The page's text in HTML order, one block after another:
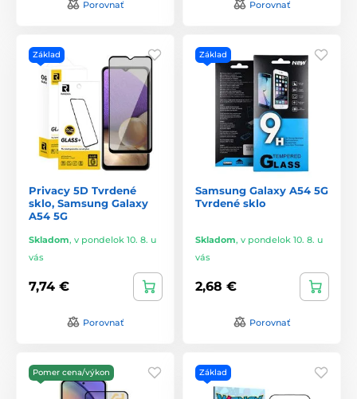
Porovnať Porovnať
Základ
Privacy 5D Tvrdené
sklo, Samsung Galaxy
A54 5G
Skladom, v pondelok 10. 8. u
vás
7,74 €
Porovnať
Základ
Samsung Galaxy A54 5G
Tvrdené sklo
Skladom, v pondelok 10. 8. u
vás
2,68 €
Porovnať
Pomer cena/výkon Základ